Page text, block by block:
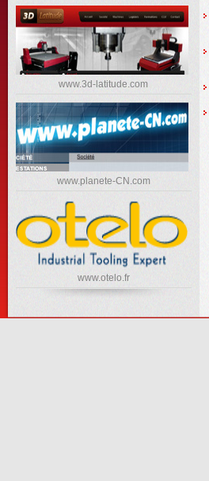
www.3d-latitude.com
www.planete-CN.com
www.otelo.fr